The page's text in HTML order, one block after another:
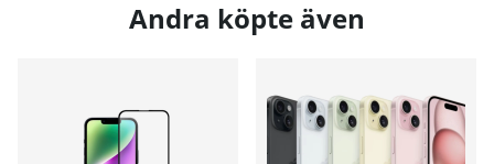
Andra köpte även